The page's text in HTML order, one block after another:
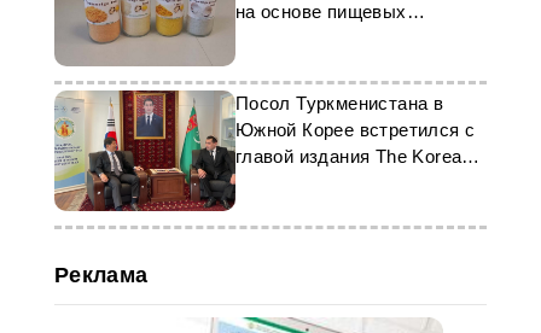
на основе пищевых
Посол Туркменистана в
Южной Корее встретился с
главой издания The Korea
Times
Реклама